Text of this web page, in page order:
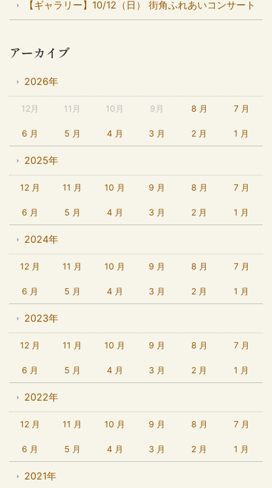
【ギャラリー】10/12（日） 街角ふれあいコンサート
アーカイブ
2026年
12月 11月 10月 9月 8 月 7 月
6 月 5 月 4 月 3 月 2 月 1 月
2025年
12 月 11 月 10 月 9 月 8 月 7 月
6 月 5 月 4 月 3 月 2 月 1 月
2024年
12 月 11 月 10 月 9 月 8 月 7 月
6 月 5 月 4 月 3 月 2 月 1 月
2023年
12 月 11 月 10 月 9 月 8 月 7 月
6 月 5 月 4 月 3 月 2 月 1 月
2022年
12 月 11 月 10 月 9 月 8 月 7 月
6 月 5 月 4 月 3 月 2 月 1 月
2021年